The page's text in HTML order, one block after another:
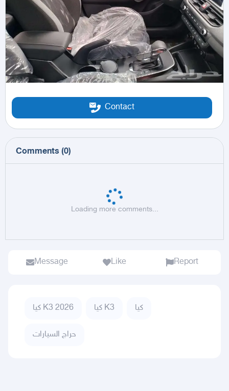
Contact
Comments (0)
Loading more comments...
Message Like Report
كيا K3 2026 كيا K3 كيا
حراج السيارات